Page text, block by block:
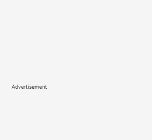
Advertisement